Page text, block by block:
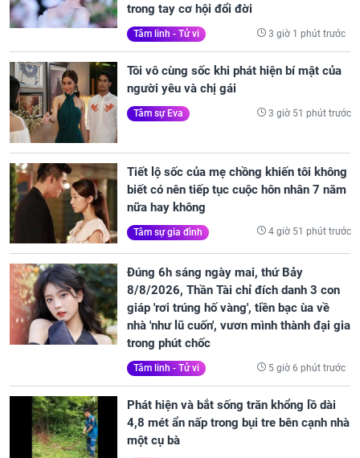
trong tay cơ hội đổi đời
Tâm linh - Tử vi 3 giờ 1 phút trước
Tôi vô cùng sốc khi phát hiện bí mật của
người yêu và chị gái
Tâm sự Eva 3 giờ 51 phút trước
Tiết lộ sốc của mẹ chồng khiến tôi không
biết có nên tiếp tục cuộc hôn nhân 7 năm
nữa hay không
Tâm sự gia đình 4 giờ 51 phút trước
Đúng 6h sáng ngày mai, thứ Bảy
8/8/2026, Thần Tài chỉ đích danh 3 con
giáp 'rơi trúng hố vàng', tiền bạc ùa về
nhà 'như lũ cuốn', vươn mình thành đại gia
trong phút chốc
Tâm linh - Tử vi 5 giờ 6 phút trước
Phát hiện và bắt sống trăn khổng lồ dài
4,8 mét ẩn nấp trong bụi tre bên cạnh nhà
một cụ bà